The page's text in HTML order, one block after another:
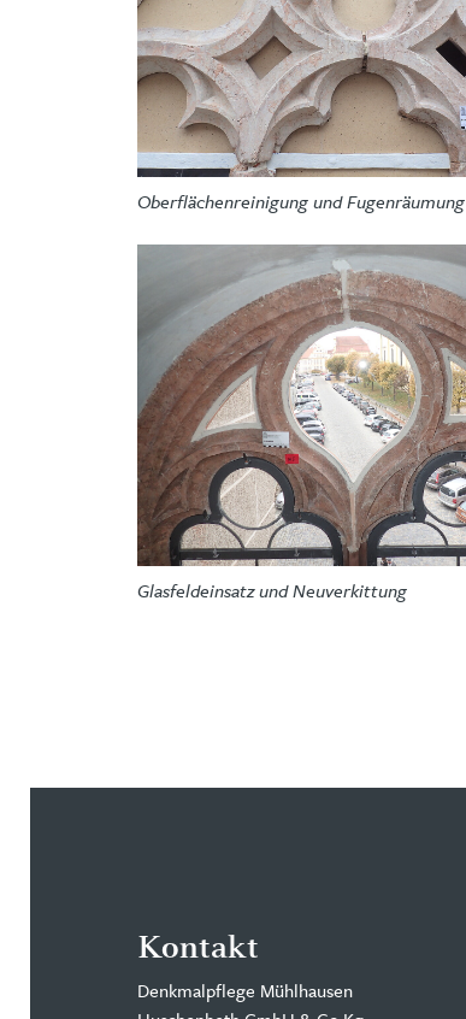
Oberflächenreinigung und Fugenräumung
Glasfeldeinsatz und Neuverkittung
Kontakt
Denkmalpflege Mühlhausen